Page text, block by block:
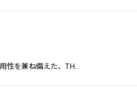
性を兼ね備えた、TH…